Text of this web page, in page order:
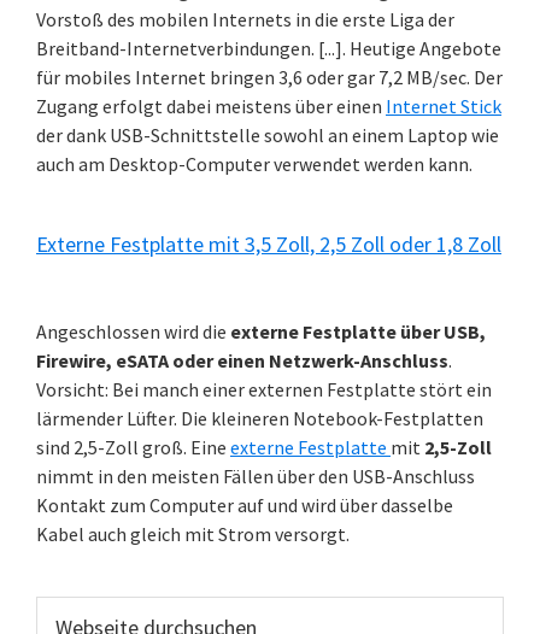
Vorstoß des mobilen Internets in die erste Liga der
Breitband-Internetverbindungen. [...]. Heutige Angebote
für mobiles Internet bringen 3,6 oder gar 7,2 MB/sec. Der
Zugang erfolgt dabei meistens über einen Internet Stick
der dank USB-Schnittstelle sowohl an einem Laptop wie
auch am Desktop-Computer verwendet werden kann.
Externe Festplatte mit 3,5 Zoll, 2,5 Zoll oder 1,8 Zoll
Angeschlossen wird die externe Festplatte über USB,
Firewire, eSATA oder einen Netzwerk-Anschluss.
Vorsicht: Bei manch einer externen Festplatte stört ein
lärmender Lüfter. Die kleineren Notebook-Festplatten
sind 2,5-Zoll groß. Eine externe Festplatte mit 2,5-Zoll
nimmt in den meisten Fällen über den USB-Anschluss
Kontakt zum Computer auf und wird über dasselbe
Kabel auch gleich mit Strom versorgt.